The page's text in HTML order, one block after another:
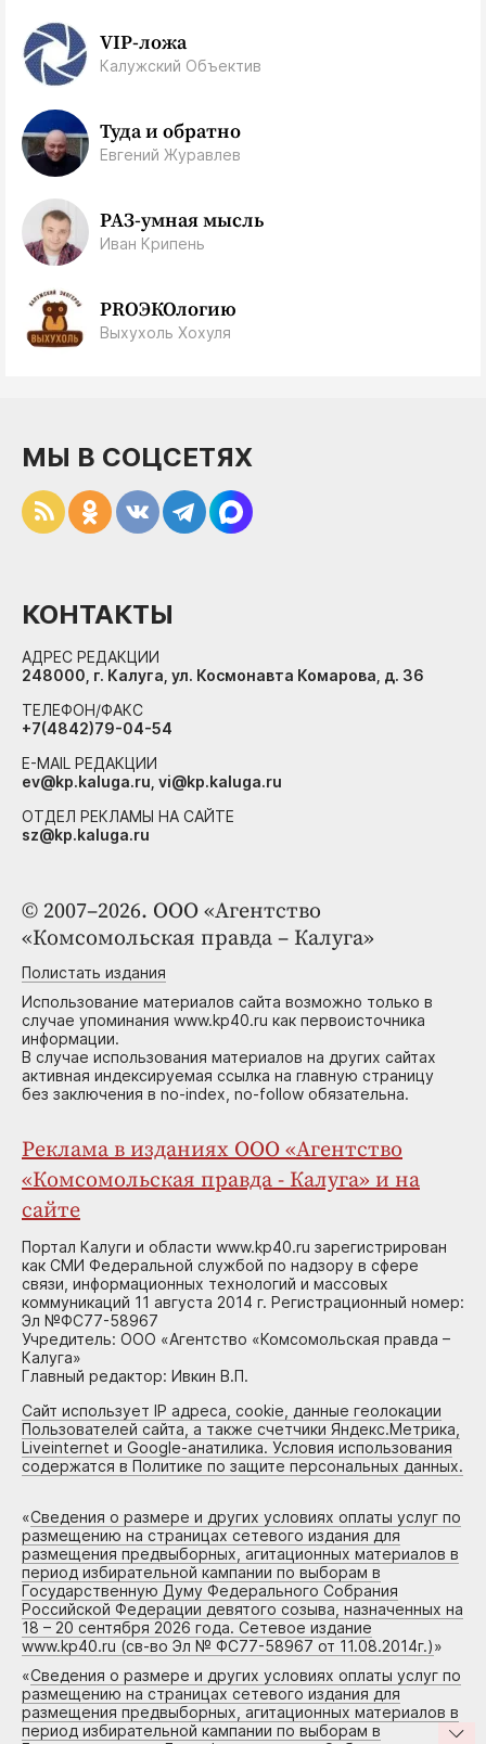
VIP-ложа
Калужский Объектив
Туда и обратно
Евгений Журавлев
РАЗ-умная мысль
Иван Крипень
PROЭКОлогию
Выхухоль Хохуля
© 2007–2026. ООО «Агентство
«Комсомольская правда – Калуга»
Полистать издания
Использование материалов сайта возможно только в
случае упоминания www.kp40.ru как первоисточника
информации.
В случае использования материалов на других сайтах
активная индексируемая ссылка на главную страницу
без заключения в no-index, no-follow обязательна.
Реклама в изданиях ООО «Агентство
«Комсомольская правда - Калуга» и на
сайте
Портал Калуги и области www.kp40.ru зарегистрирован
как СМИ Федеральной службой по надзору в сфере
связи, информационных технологий и массовых
коммуникаций 11 августа 2014 г. Регистрационный номер:
Эл №ФС77-58967
Учредитель: ООО «Агентство «Комсомольская правда –
Калуга»
Главный редактор: Ивкин В.П.
Сайт использует IP адреса, cookie, данные геолокации
Пользователей сайта, а также счетчики Яндекс.Метрика,
Liveinternet и Google-анатилика. Условия использования
содержатся в Политике по защите персональных данных.
«Сведения о размере и других условиях оплаты услуг по
размещению на страницах сетевого издания для
размещения предвыборных, агитационных материалов в
период избирательной кампании по выборам в
Государственную Думу Федерального Собрания
Российской Федерации девятого созыва, назначенных на
18 – 20 сентября 2026 года. Сетевое издание
www.kp40.ru (св-во Эл № ФС77-58967 от 11.08.2014г.)»
«Сведения о размере и других условиях оплаты услуг по
размещению на страницах сетевого издания для
размещения предвыборных, агитационных материалов в
период избирательной кампании по выборам в
МЫ В СОЦСЕТЯХ
КОНТАКТЫ
АДРЕС РЕДАКЦИИ
248000, г. Калуга, ул. Космонавта Комарова, д. 36
ТЕЛЕФОН/ФАКС
+7(4842)79-04-54
E-MAIL РЕДАКЦИИ
ev@kp.kaluga.ru, vi@kp.kaluga.ru
ОТДЕЛ РЕКЛАМЫ НА САЙТЕ
sz@kp.kaluga.ru